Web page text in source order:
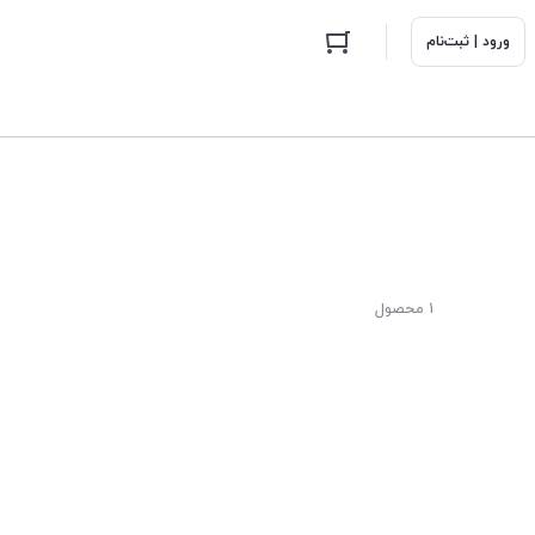
ورود | ثبت‌نام
1 محصول